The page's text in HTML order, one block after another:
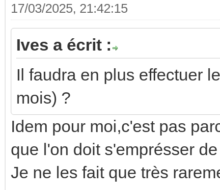
17/03/2025, 21:42:15
Ives a écrit :
Il faudra en plus effectuer
mois) ?
Idem pour moi,c'est pas
que l'on doit s'emprésser
Je ne les fait que très